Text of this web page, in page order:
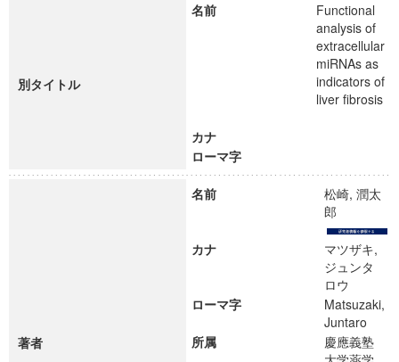
別タイトル
名前
Functional
analysis of
extracellular
miRNAs as
indicators of
liver fibrosis
カナ
ローマ字
著者
名前
松崎, 潤太
郎
カナ
マツザキ,
ジュンタ
ロウ
ローマ字
Matsuzaki,
Juntaro
所属
慶應義塾